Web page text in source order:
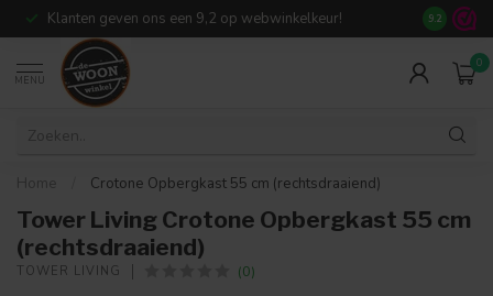
Klanten geven ons een 9,2 op webwinkelkeur! Meer dan
9.2
MENU
0
Home Crotone Opbergkast 55 cm (rechtsdraaiend)
Tower Living Crotone Opbergkast 55 cm
(rechtsdraaiend)
TOWER LIVING (0)